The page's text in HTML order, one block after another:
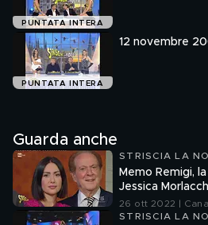
PUNTATA INTERA
PUNTATA INTERA
12 novembre
Guarda anche
STRISCIA LA
Memo Remigi,
Jessica
26 ott 2022 |
STRISCIA LA